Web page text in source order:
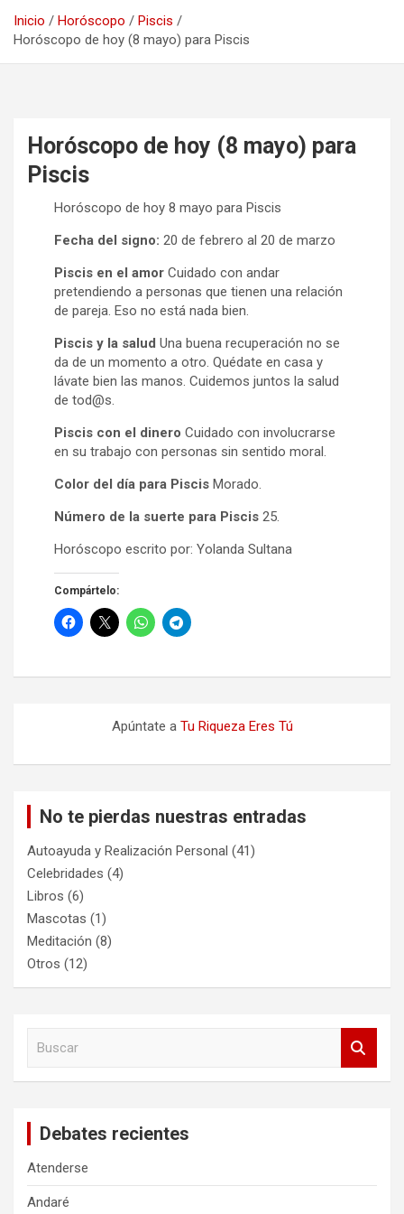
Inicio Horóscopo
Piscis
Horóscopo de hoy (8 mayo) para Piscis
Horóscopo de hoy (8 mayo) para
Piscis
Horóscopo de hoy 8 mayo para Piscis
Fecha del signo: 20 de febrero al 20 de marzo
Piscis en el amor Cuidado con andar
pretendiendo a personas que tienen una relación
de pareja. Eso no está nada bien.
Piscis y la salud Una buena recuperación no se
da de un momento a otro. Quédate en casa y
lávate bien las manos. Cuidemos juntos la salud
de tod@s.
Piscis con el dinero Cuidado con involucrarse
en su trabajo con personas sin sentido moral.
Color del día para Piscis Morado.
Número de la suerte para Piscis 25.
Horóscopo escrito por: Yolanda Sultana
Compártelo:
Apúntate a Tu Riqueza Eres Tú
No te pierdas nuestras entradas
Autoayuda y Realización Personal (41)
Celebridades (4)
Libros (6)
Mascotas (1)
Meditación (8)
Otros (12)
Debates recientes
Atenderse
Andaré